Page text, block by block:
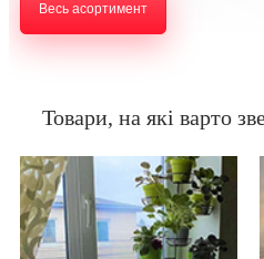
Весь асортимент
Товари, на які варто